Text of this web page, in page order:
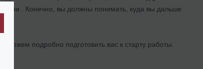
. Конечно, вы должны понимать, куда вы дальше
можем подробно подготовить вас к старту работы.